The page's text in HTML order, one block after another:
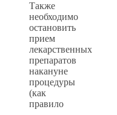
Также
необходимо
остановить
прием
лекарственных
препаратов
накануне
процедуры
(как
правило